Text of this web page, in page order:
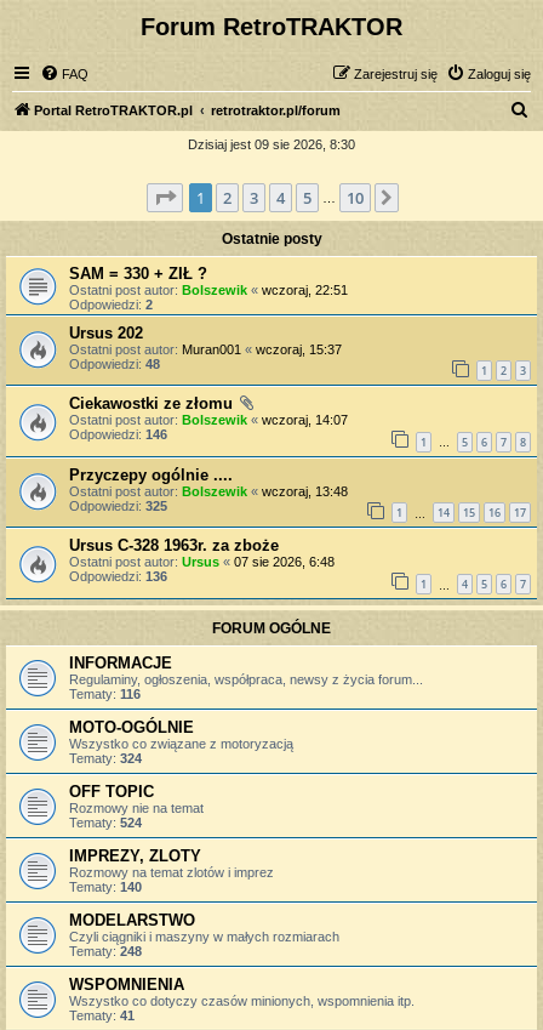
Forum RetroTRAKTOR
FAQ Zaloguj się
Zarejestruj się
Portal RetroTRAKTOR.pl retrotraktor.pl/forum
a
j
Dzisiaj jest 09 sie 2026, 8:30
Strona z10
1 2 3 4 5 10
Ostatnie posty
SAM = 330 + ZIŁ ?
Ostatni post autor: Bolszewik « wczoraj, 22:51
Odpowiedzi: 2
Ursus 202
Ostatni post autor: Muran001 « wczoraj, 15:37
Odpowiedzi: 48 1 2 3
Ciekawostki ze złomu
Ostatni post autor: Bolszewik « wczoraj, 14:07
Odpowiedzi: 146 1 … 5 6 7 8
Przyczepy ogólnie ....
Ostatni post autor: Bolszewik « wczoraj, 13:48
Odpowiedzi: 325 1 14 15 16 17
Ursus C-328 1963r. za zboże
Ostatni post autor: Ursus « 07 sie 2026, 6:48
Odpowiedzi: 136 1 4 5 6 7
FORUM OGÓLNE
INFORMACJE
Regulaminy, ogłoszenia, współpraca, newsy z życia forum...
Tematy: 116
MOTO-OGÓLNIE
Wszystko co związane z motoryzacją
Tematy: 324
OFF TOPIC
Rozmowy nie na temat
Tematy: 524
IMPREZY, ZLOTY
Rozmowy na temat zlotów i imprez
Tematy: 140
MODELARSTWO
Czyli ciągniki i maszyny w małych rozmiarach
Tematy: 248
WSPOMNIENIA
Wszystko co dotyczy czasów minionych, wspomnienia itp.
Tematy: 41